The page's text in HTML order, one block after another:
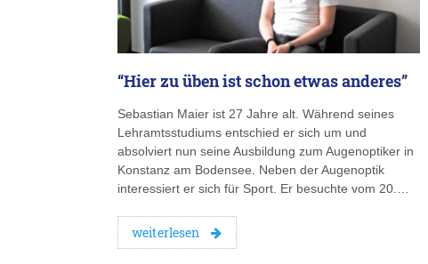
“Hier zu üben ist schon etwas anderes”
Sebastian Maier ist 27 Jahre alt. Während seines
Lehramtsstudiums entschied er sich um und
absolviert nun seine Ausbildung zum Augenoptiker in
Konstanz am Bodensee. Neben der Augenoptik
interessiert er sich für Sport. Er besuchte vom 20.…
weiterlesen